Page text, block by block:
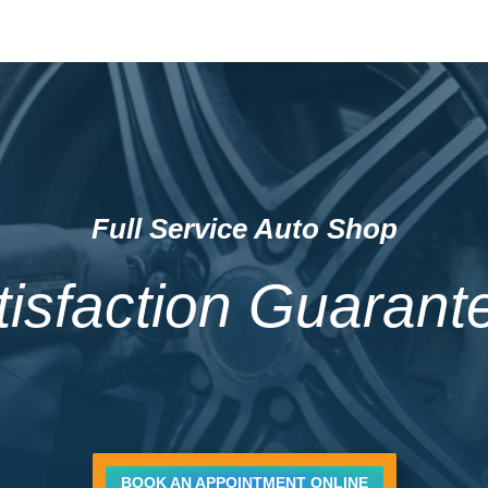
Full Service Auto Shop
BOOK AN APPOINTMENT ONLINE